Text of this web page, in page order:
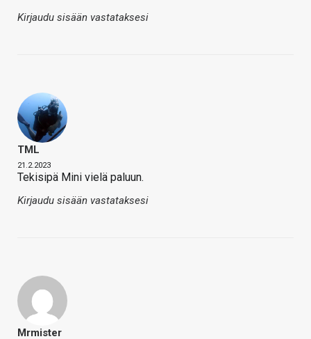
Kirjaudu sisään vastataksesi
TML
21.2.2023
Tekisipä Mini vielä paluun.
Kirjaudu sisään vastataksesi
Mrmister